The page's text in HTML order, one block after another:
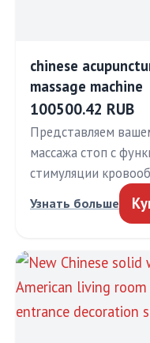
chinese
massage machine
100500.42 RUB
Представляем
массажа стоп с
стимуляции
Узнать больше